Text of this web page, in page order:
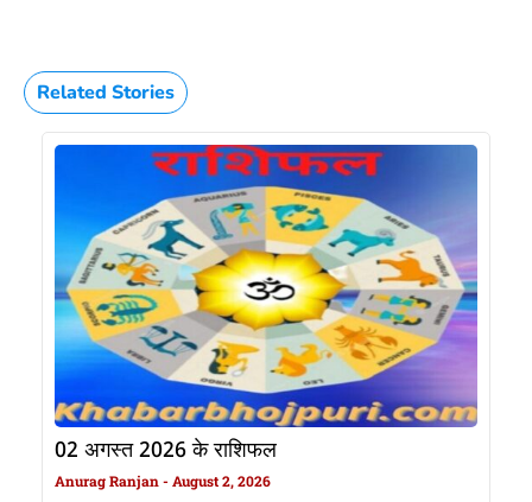
Related Stories
02 अगस्त 2026 के राशिफल
Anurag Ranjan August 2, 2026